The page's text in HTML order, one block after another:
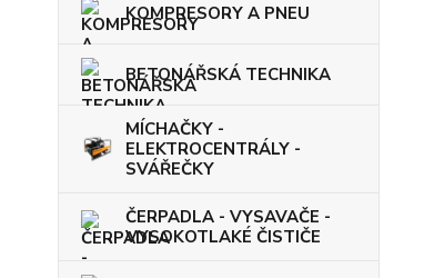
KOMPRESORY A PNEU
BETONÁŘSKÁ TECHNIKA
MÍCHAČKY -
ELEKTROCENTRÁLY -
SVÁŘEČKY
ČERPADLA - VYSAVAČE -
VYSOKOTLAKÉ ČISTIČE